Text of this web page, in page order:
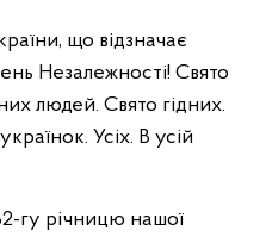
що відзначає
Незалежності! Свято
людей. Свято гідних.
Усіх. В усій
гу річницю нашої